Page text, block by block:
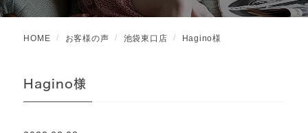
HOME お客様の声 池袋東口店 Hagino様
Hagino様